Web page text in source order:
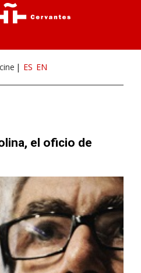
ES EN
el oficio de